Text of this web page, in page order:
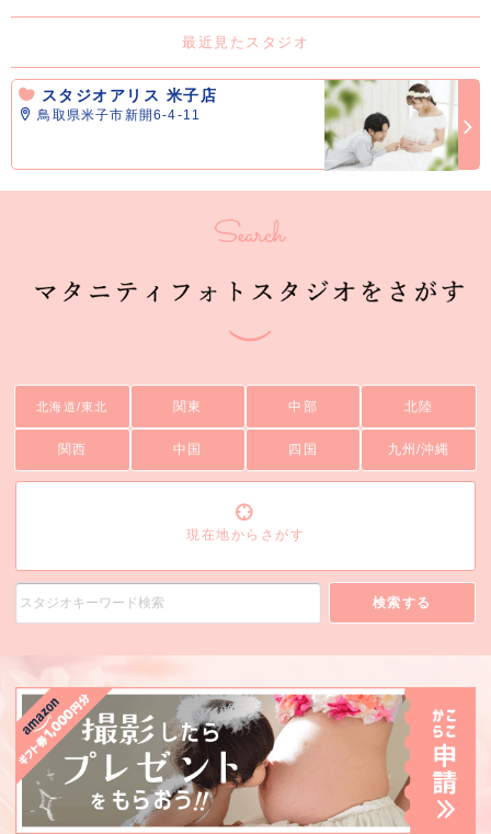
最近見たスタジオ
スタジオアリス 米子店
鳥取県米子市新開6-4-11
北海道/東北 関東 中部 北陸
関西 中国 四国 九州/沖縄
現在地からさがす
検索する